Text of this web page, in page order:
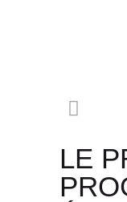
LE